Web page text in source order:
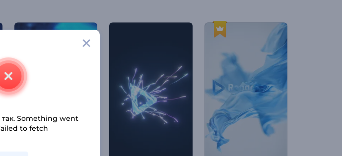
Something went
to fetch